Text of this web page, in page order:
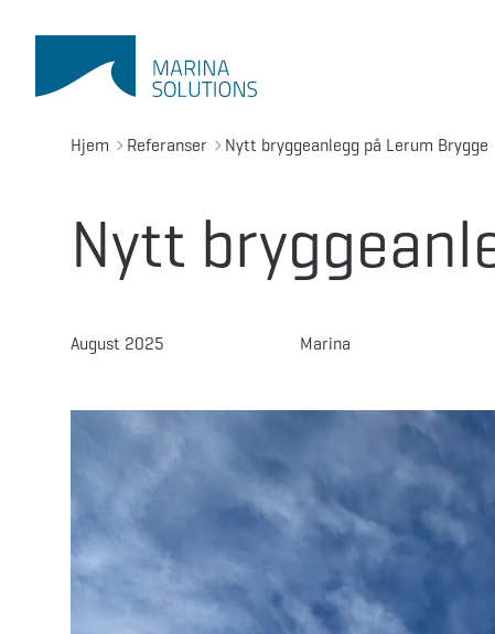
Hjem Referanser Nytt bryggeanlegg på Lerum Brygge
Nytt
August 2025 Marina